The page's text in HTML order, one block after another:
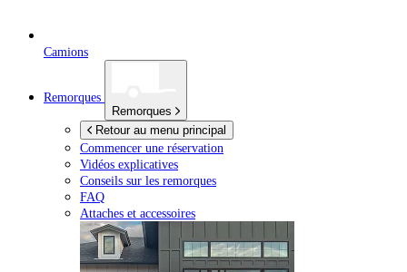
Camions
Remorques
Remorques
Retour au menu principal
Commencer une réservation
Vidéos explicatives
Conseils sur les remorques
FAQ
Attaches et accessoires